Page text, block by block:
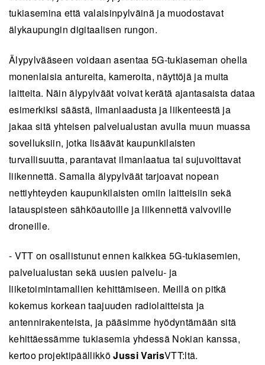
tukiasemina että valaisinpylväinä ja muodostavat
älykaupungin digitaalisen rungon.
Älypylvääseen voidaan asentaa 5G-tukiaseman ohella
monenlaisia antureita, kameroita, näyttöjä ja muita
laitteita. Näin älypylväät voivat kerätä ajantasaista dataa
esimerkiksi säästä, ilmanlaadusta ja liikenteestä ja
jakaa sitä yhteisen palvelualustan avulla muun muassa
sovelluksiin, jotka lisäävät kaupunkilaisten
turvallisuutta, parantavat ilmanlaatua tai sujuvoittavat
liikennettä. Samalla älypylväät tarjoavat nopean
nettiyhteyden kaupunkilaisten omiin laitteisiin sekä
latauspisteen sähköautoille ja liikennettä valvoville
droneille.
- VTT on osallistunut ennen kaikkea 5G-tukiasemien,
palvelualustan sekä uusien palvelu- ja
liiketoimintamallien kehittämiseen. Meillä on pitkä
kokemus korkean taajuuden radiolaitteista ja
antennirakenteista, ja pääsimme hyödyntämään sitä
kehittäessämme tukiasemia yhdessä Nokian kanssa,
kertoo projektipäällikköJussi VarisVTT:ltä.